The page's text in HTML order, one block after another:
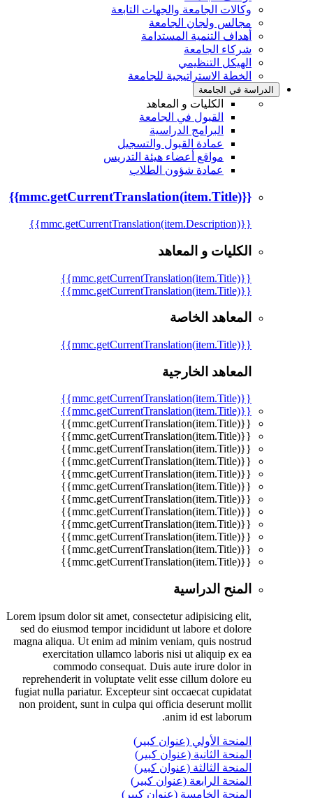
وكالات الجامعة والجهات التابعة
مجالس ولجان الجامعة
أهداف التنمية المستدامة
شركاء الجامعة
الهيكل التنظيمي
الخطة الاستراتيجية للجامعة
الدراسة في الجامعة
الكليات و المعاهد
القبول في الجامعة
البرامج الدراسية
عمادة القبول والتسجيل
مواقع أعضاء هيئة التدريس
عمادة شؤون الطلاب
{{mmc.getCurrentTranslation(item.Title)}}
{{mmc.getCurrentTranslation(item.Description)}}
الكليات و المعاهد
{{mmc.getCurrentTranslation(item.Title)}}
{{mmc.getCurrentTranslation(item.Title)}}
المعاهد الخاصة
{{mmc.getCurrentTranslation(item.Title)}}
المعاهد الخارجية
{{mmc.getCurrentTranslation(item.Title)}}
{{mmc.getCurrentTranslation(item.Title)}}
{{mmc.getCurrentTranslation(item.Title)}}
{{mmc.getCurrentTranslation(item.Title)}}
{{mmc.getCurrentTranslation(item.Title)}}
{{mmc.getCurrentTranslation(item.Title)}}
{{mmc.getCurrentTranslation(item.Title)}}
{{mmc.getCurrentTranslation(item.Title)}}
{{mmc.getCurrentTranslation(item.Title)}}
{{mmc.getCurrentTranslation(item.Title)}}
{{mmc.getCurrentTranslation(item.Title)}}
{{mmc.getCurrentTranslation(item.Title)}}
{{mmc.getCurrentTranslation(item.Title)}}
{{mmc.getCurrentTranslation(item.Title)}}
المنح الدراسية
Lorem ipsum dolor sit amet, consectetur adipisicing elit,
sed do eiusmod tempor incididunt ut labore et dolore
magna aliqua. Ut enim ad minim veniam, quis nostrud
exercitation ullamco laboris nisi ut aliquip ex ea
commodo consequat. Duis aute irure dolor in
reprehenderit in voluptate velit esse cillum dolore eu
fugiat nulla pariatur. Excepteur sint occaecat cupidatat
non proident, sunt in culpa qui officia deserunt mollit
anim id est laborum.
المنحة الأولي (عنوان كبير)
المنحة الثانية (عنوان كبير)
المنحة الثالثة (عنوان كبير)
المنحة الرابعة (عنوان كبير)
المنحة الخامسة (عنوان كبير)